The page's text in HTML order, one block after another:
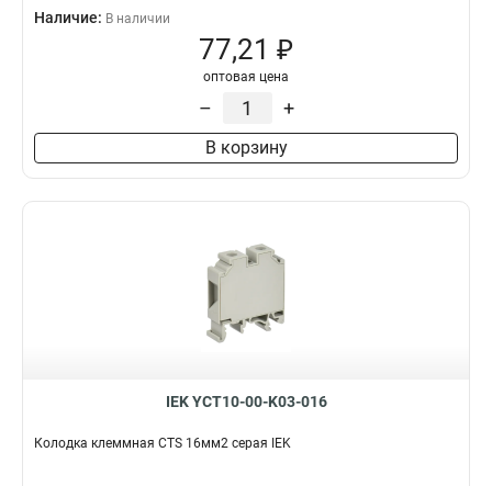
Наличие: В наличии
77,21 ₽
оптовая цена
– +
В корзину
IEK YCT10-00-K03-016
Колодка клеммная CTS 16мм2 серая IEK